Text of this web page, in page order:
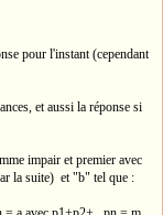
pour l'instant (cependant
et aussi la réponse si
impair et premier avec
la suite) et "b" tel que :